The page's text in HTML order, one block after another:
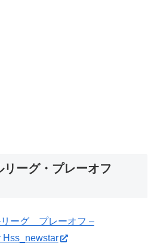
リーグ・プレーオフ
リーグ プレーオフ –
Hss_newstar